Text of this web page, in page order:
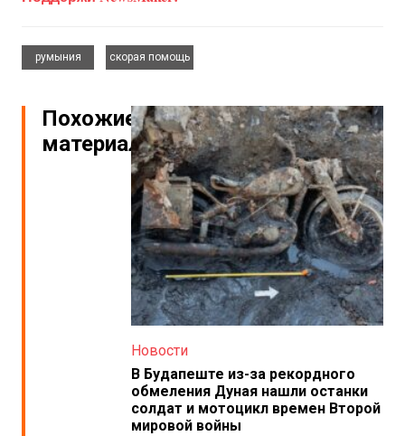
румыния
скорая помощь
Похожие
материалы
Новости
В Будапеште из-за рекордного
обмеления Дуная нашли останки
солдат и мотоцикл времен Второй
мировой войны